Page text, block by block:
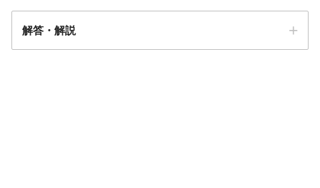
解答・解説